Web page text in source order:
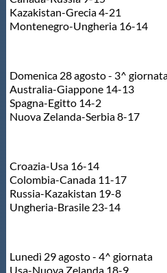
Kazakistan-Grecia 4-21
Montenegro-Ungheria 16-14
Domenica 28 agosto - 3^
Australia-Giappone 14-13
Spagna-Egitto 14-2
Nuova Zelanda-Serbia 8-17
Croazia-Usa 16-14
Colombia-Canada 11-17
Russia-Kazakistan 19-8
Ungheria-Brasile 23-14
Lunedì 29 agosto - 4^ giornata
Usa-Nuova Zelanda 18-9